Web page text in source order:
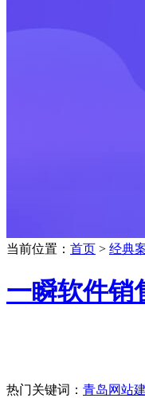
当前位置： 首页 > 经典
一瞬软件销
热门关键词： 青岛网站